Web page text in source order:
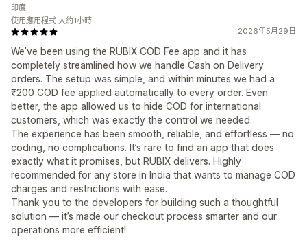
2026年5月29日
We’ve been using the RUBIX COD Fee app and it has
completely streamlined how we handle Cash on Delivery
orders. The setup was simple, and within minutes we had a
₹200 COD fee applied automatically to every order. Even
better, the app allowed us to hide COD for international
customers, which was exactly the control we needed.
The experience has been smooth, reliable, and effortless — no
coding, no complications. It’s rare to find an app that does
exactly what it promises, but RUBIX delivers. Highly
recommended for any store in India that wants to manage COD
charges and restrictions with ease.
Thank you to the developers for building such a thoughtful
solution — it’s made our checkout process smarter and our
operations more efficient!
印度
使用應用程式 大約1小時